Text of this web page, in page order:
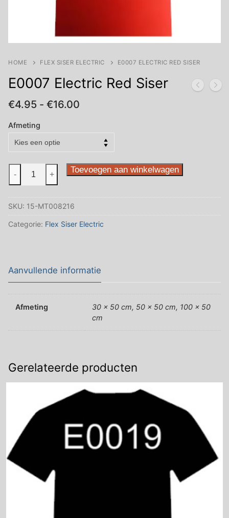
HOME FLEX SISER ELECTRIC E0007 ELECTRIC RED SISER
E0007 Electric Red Siser
€4.95 - €16.00
Afmeting
Siser
aantal
- + Toevoegen aan winkelwagen
SKU: 15-MT008216
Categorie: Flex Siser Electric
Aanvullende informatie
Afmeting
30 x 50 cm, 50 x 50 cm, 100 x 50
cm
Gerelateerde producten